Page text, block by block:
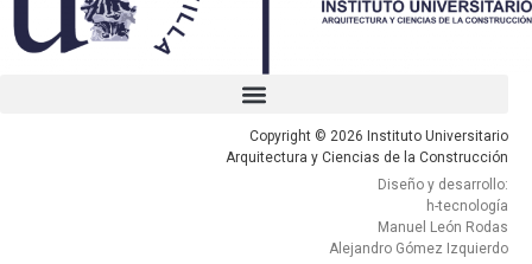
Copyright © 2026 Instituto Universitario
Arquitectura y Ciencias de la Construcción
Diseño y desarrollo:
h-tecnología
Manuel León Rodas
Alejandro Gómez Izquierdo